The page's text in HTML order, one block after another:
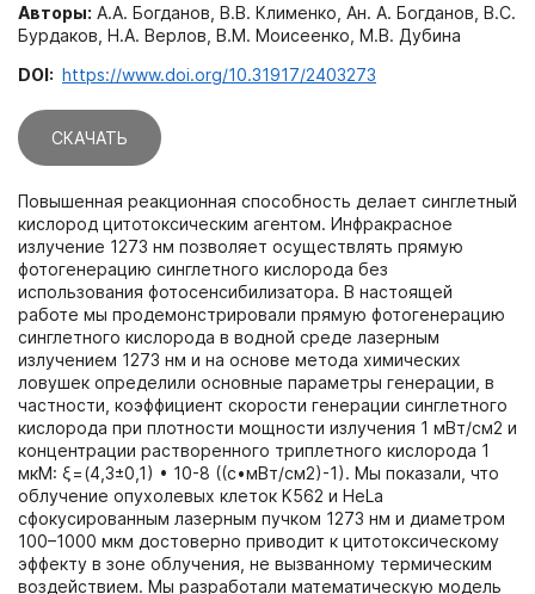
Авторы: А.А. Богданов, В.В. Клименко, Ан. А. Богданов, В.С.
Бурдаков, Н.А. Верлов, В.М. Моисеенко, М.В. Дубина
DOI: https://www.doi.org/10.31917/2403273
СКАЧАТЬ
Повышенная реакционная способность делает синглетный
кислород цитотоксическим агентом. Инфракрасное
излучение 1273 нм позволяет осуществлять прямую
фотогенерацию синглетного кислорода без
использования фотосенсибилизатора. В настоящей
работе мы продемонстрировали прямую фотогенерацию
синглетного кислорода в водной среде лазерным
излучением 1273 нм и на основе метода химических
ловушек определили основные параметры генерации, в
частности, коэффициент скорости генерации синглетного
кислорода при плотности мощности излучения 1 мВт/см2 и
концентрации растворенного триплетного кислорода 1
мкМ: ξ=(4,3±0,1) • 10-8 ((с•мВт/см2)-1). Мы показали, что
облучение опухолевых клеток K562 и HeLa
сфокусированным лазерным пучком 1273 нм и диаметром
100–1000 мкм достоверно приводит к цитотоксическому
эффекту в зоне облучения, не вызванному термическим
воздействием. Мы разработали математическую модель